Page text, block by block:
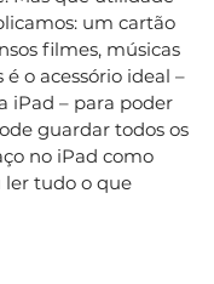
um cartão
filmes, músicas
o acessório ideal –
iPad – para poder
guardar todos os
no iPad como
ler tudo o que